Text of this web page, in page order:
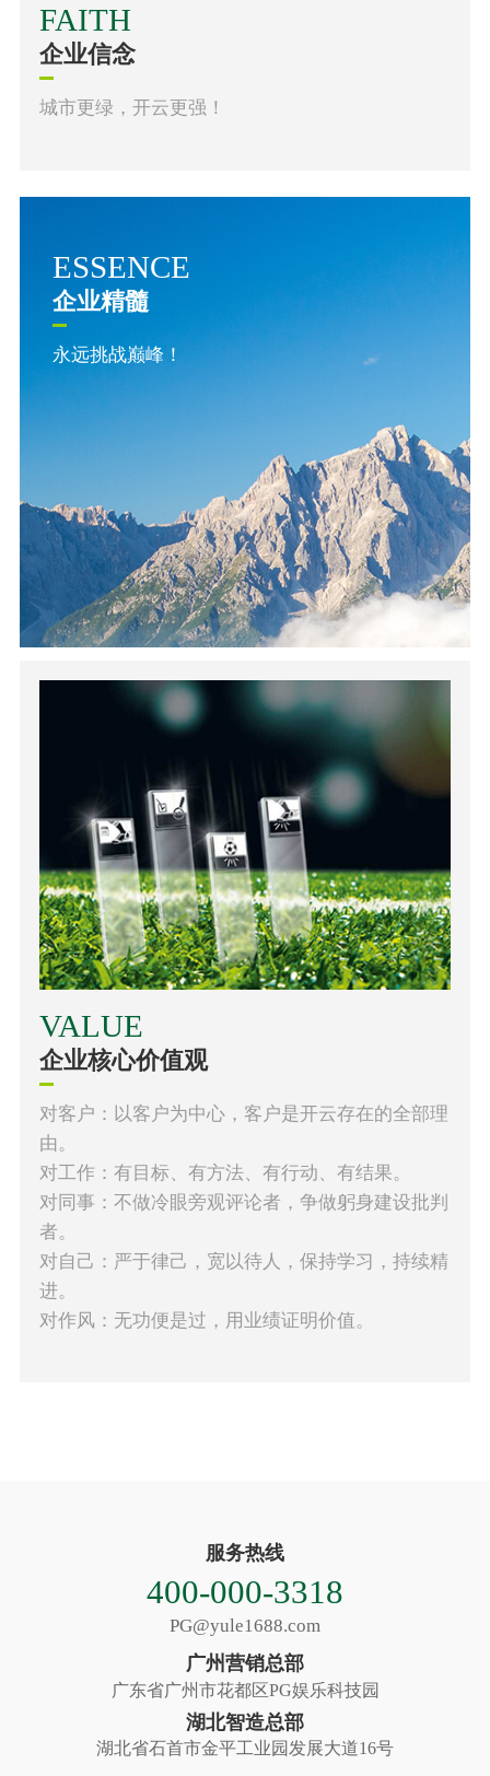
FAITH
企业信念
城市更绿，开云更强！
ESSENCE
企业精髓
永远挑战巅峰！
VALUE
企业核心价值观
对客户：以客户为中心，客户是开云存在的全部理
由。
对工作：有目标、有方法、有行动、有结果。
对同事：不做冷眼旁观评论者，争做躬身建设批判
者。
对自己：严于律己，宽以待人，保持学习，持续精
进。
对作风：无功便是过，用业绩证明价值。
服务热线
400-000-3318
PG@yule1688.com
广州营销总部
广东省广州市花都区PG娱乐科技园
湖北智造总部
湖北省石首市金平工业园发展大道16号